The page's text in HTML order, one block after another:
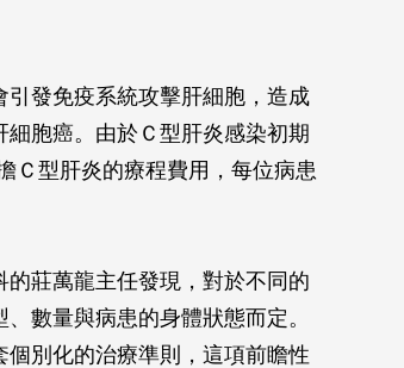
引發免疫系統攻擊肝細胞，造成
胞癌。由於Ｃ型肝炎感染初期
Ｃ型肝炎的療程費用，每位病患
莊萬龍主任發現，對於不同的
數量與病患的身體狀態而定。
別化的治療準則，這項前瞻性